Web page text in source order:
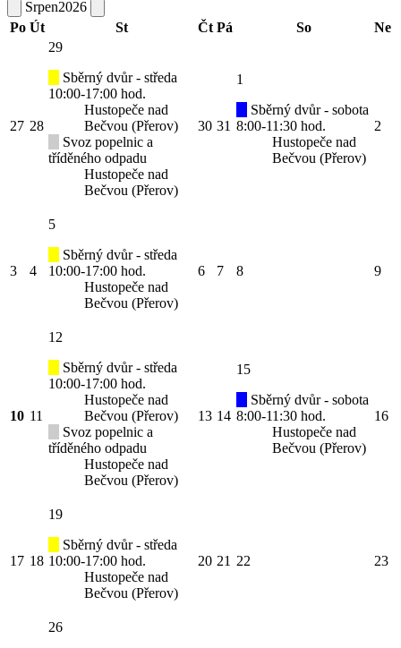
Srpen2026
Po Út St Čt Pá So Ne
27 28
29
Sběrný dvůr - středa
10:00-17:00 hod.
Hustopeče nad
Bečvou (Přerov)
Svoz popelnic a
tříděného odpadu
Hustopeče nad
Bečvou (Přerov)
30 31
1
Sběrný dvůr - sobota
8:00-11:30 hod.
Hustopeče nad
Bečvou (Přerov)
2
3 4
5
Sběrný dvůr - středa
10:00-17:00 hod.
Hustopeče nad
Bečvou (Přerov)
6 7 8 9
10 11
12
Sběrný dvůr - středa
10:00-17:00 hod.
Hustopeče nad
Bečvou (Přerov)
Svoz popelnic a
tříděného odpadu
Hustopeče nad
Bečvou (Přerov)
13 14
15
Sběrný dvůr - sobota
8:00-11:30 hod.
Hustopeče nad
Bečvou (Přerov)
16
17 18
19
Sběrný dvůr - středa
10:00-17:00 hod.
Hustopeče nad
Bečvou (Přerov)
20 21 22 23
26